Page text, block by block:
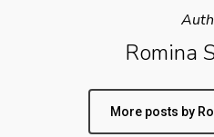
Romina
More posts by